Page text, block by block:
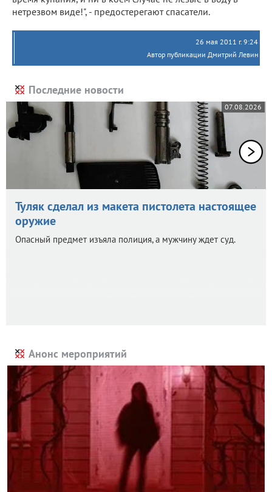
нетрезвом виде!", - предостерегают спасатели.
26 мая 2011 г. 9:24
Автор публикации Дмитрий Левин
Последние новости
07.08.2026
Туляк сделал из макета пистолета настоящее
оружие
Опасный предмет изъяла полиция, а мужчину ждет суд.
Анонс мероприятий